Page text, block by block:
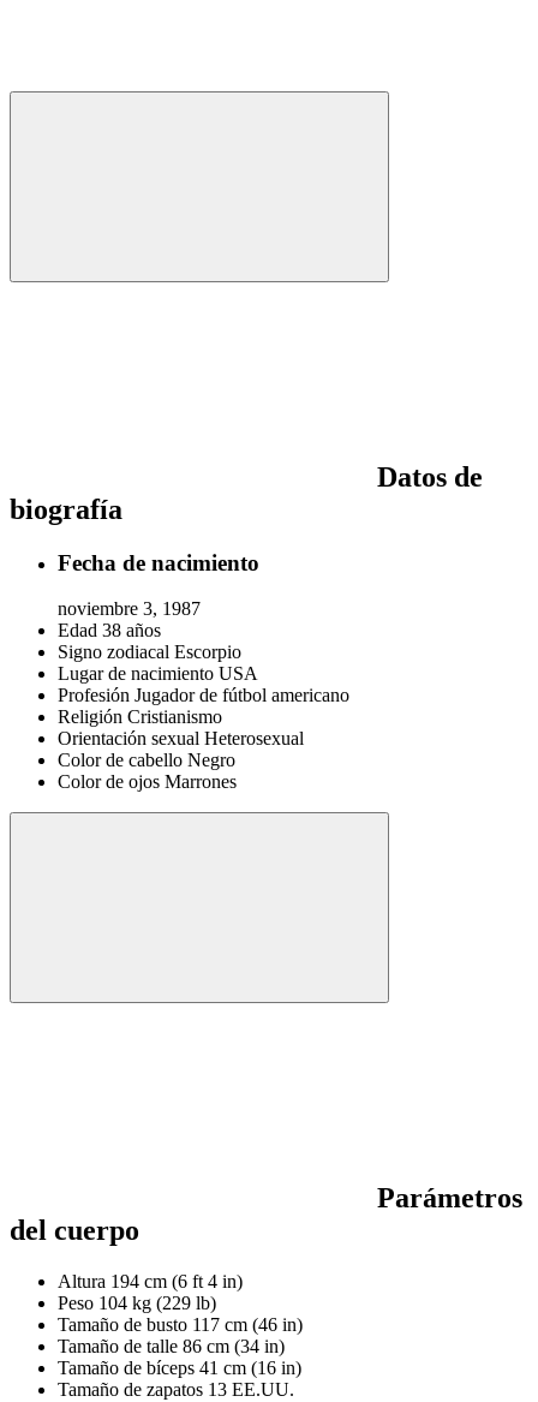
Datos de
biografía
Fecha de nacimiento
noviembre 3, 1987
Edad 38 años
Signo zodiacal Escorpio
Lugar de nacimiento USA
Profesión Jugador de fútbol americano
Religión Cristianismo
Orientación sexual Heterosexual
Color de cabello Negro
Color de ojos Marrones
Parámetros
del cuerpo
Altura 194 cm (6 ft 4 in)
Peso 104 kg (229 lb)
Tamaño de busto 117 cm (46 in)
Tamaño de talle 86 cm (34 in)
Tamaño de bíceps 41 cm (16 in)
Tamaño de zapatos 13 EE.UU.